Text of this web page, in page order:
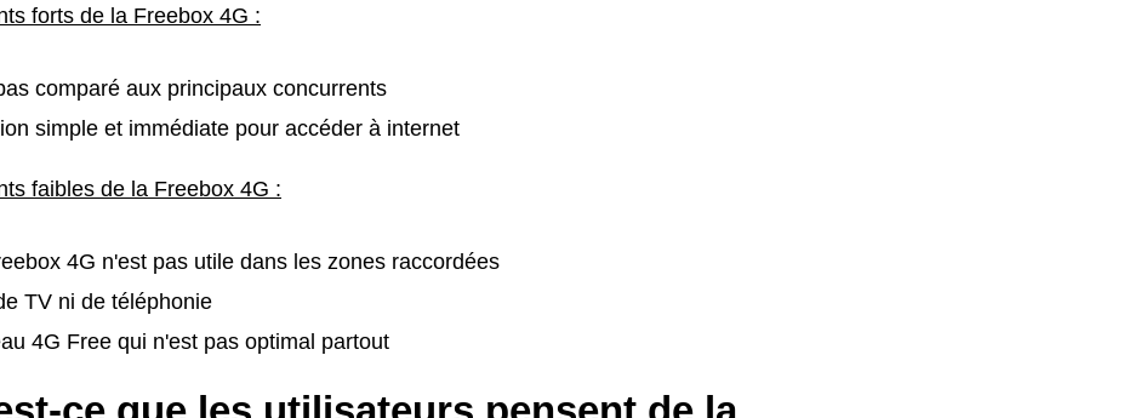
forts de la Freebox 4G :
comparé aux principaux concurrents
simple et immédiate pour accéder à internet
faibles de la Freebox 4G :
4G n'est pas utile dans les zones raccordées
TV ni de téléphonie
4G Free qui n'est pas optimal partout